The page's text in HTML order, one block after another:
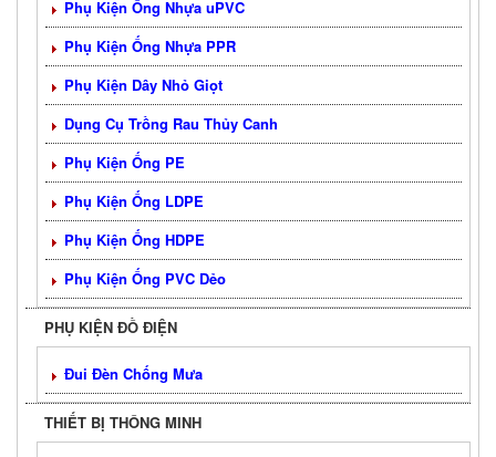
Phụ Kiện Ống Nhựa uPVC
Phụ Kiện Ống Nhựa PPR
Phụ Kiện Dây Nhỏ Giọt
Dụng Cụ Trồng Rau Thủy Canh
Phụ Kiện Ống PE
Phụ Kiện Ống LDPE
Phụ Kiện Ống HDPE
Phụ Kiện Ống PVC Dẻo
PHỤ KIỆN ĐỒ ĐIỆN
Đui Đèn Chống Mưa
THIẾT BỊ THÔNG MINH